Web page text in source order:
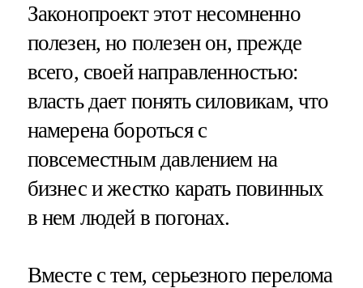
Законопроект этот несомненно
полезен, но полезен он, прежде
всего, своей направленностью:
власть дает понять силовикам, что
намерена бороться с
повсеместным давлением на
бизнес и жестко карать повинных
в нем людей в погонах.
Вместе с тем, серьезного перелома